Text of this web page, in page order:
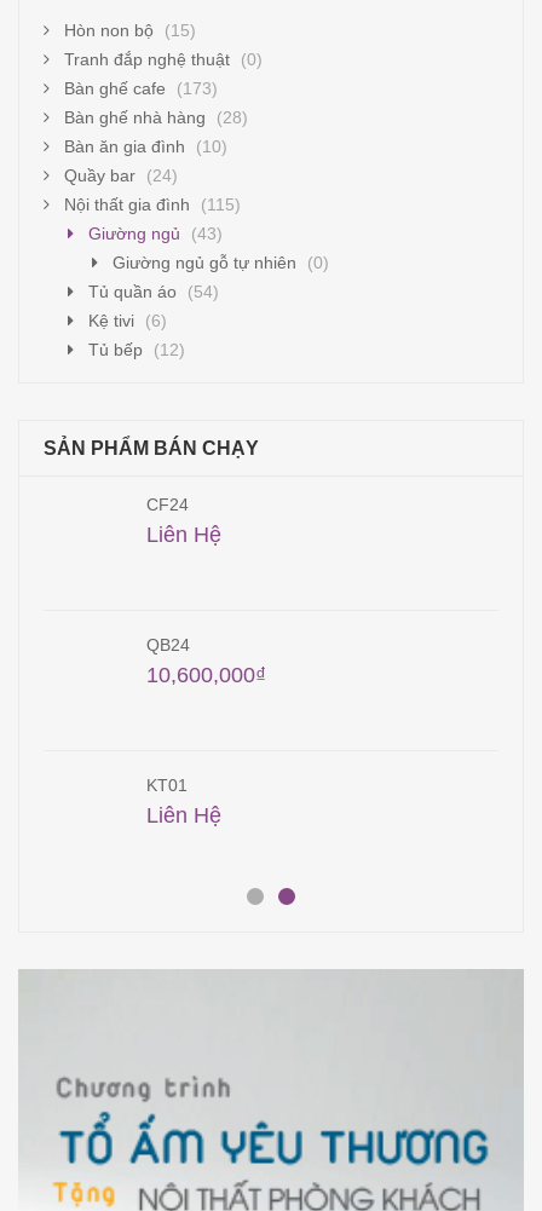
Hòn non bộ
(15)
Tranh đắp nghệ thuật
(0)
Bàn ghế cafe
(173)
Bàn ghế nhà hàng
(28)
Bàn ăn gia đình
(10)
Quầy bar
(24)
Nội thất gia đình
(115)
Giường ngủ
(43)
Giường ngủ gỗ tự nhiên
(0)
Tủ quần áo
(54)
Kệ tivi
(6)
Tủ bếp
(12)
SẢN PHẨM BÁN CHẠY
CF24
Liên Hệ
QB24
10,600,000₫
KT01
Liên Hệ